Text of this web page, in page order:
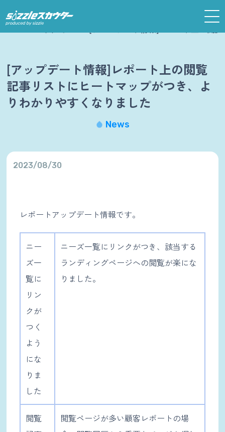
ホーム
[アップデート情報]レポート上の閲覧
記事リストにヒートマップがつき、よ
りわかりやすくなりました
News
2023/08/30
レポートアップデート情報です。
ニー
ズ一
覧に
リン
クが
つく
よう
にな
りま
した
ニーズ一覧にリンクがつき、該当する
ランディングページへの閲覧が楽にな
りました。
閲覧
閲覧ページが多い顧客レポートの場